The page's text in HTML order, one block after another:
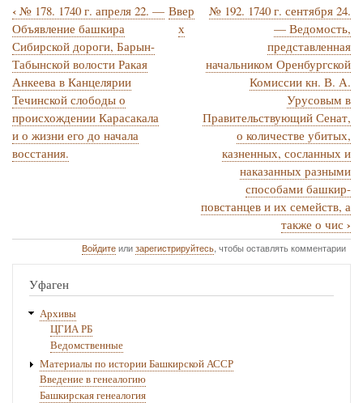
Перекрёстные
ссылки
книги
для
№
187.
1740
13.
—
Реестр,
представленный
начальником
Комиссии
Башкирских
‹ № 178. 1740 г. апреля 22. —
Объявление башкира
Сибирской дороги, Барын-
Табынской волости Ракая
Анкеева в Канцелярии
Течинской слободы о
происхождении Карасакала
и о жизни его до начала
восстания.
Ввер
х
№ 192. 1740 г. сентября 24.
— Ведомость,
представленная
начальником Оренбургской
Комиссии кн. В. А.
Урусовым в
Правительствующий Сенат,
о количестве убитых,
казненных, сосланных и
наказанных разными
способами башкир-
повстанцев и их семейств, а
также о чис ›
Войдитеилизарегистрируйтесь, чтобы оставлять комментарии
Уфаген
Архивы
ЦГИА РБ
Ведомственные
Материалы по истории Башкирской АССР
Введение в генеалогию
Башкирская генеалогия